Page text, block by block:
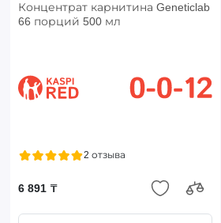
Концентрат карнитина Geneticlab
66 порций 500 мл
2 отзыва
6 891 ₸